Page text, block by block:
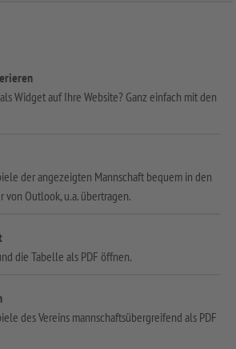
Widget auf Ihre Website? Ganz einfach mit den
der angezeigten Mannschaft bequem in den
von Outlook, u.a. übertragen.
die Tabelle als PDF öffnen.
des Vereins mannschaftsübergreifend als PDF